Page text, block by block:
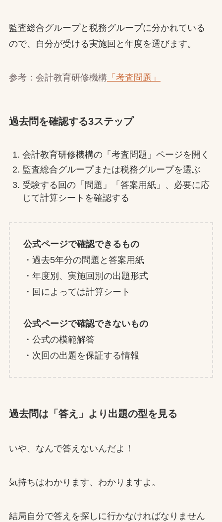
監査総合グループと税務グループに分かれている
ので、自分が受ける実施回と年度を選びます。
参考：会計教育研修機構「考査問題」
過去問を確認する3ステップ
会計教育研修機構の「考査問題」ページを開く
監査総合グループまたは税務グループを選ぶ
受験する回の「問題」「答案用紙」、必要に応
じて計算シートを確認する
公式ページで確認できるもの
・過去5年分の問題と答案用紙
・年度別、実施回別の出題形式
・回によっては計算シート
公式ページで確認できないもの
・公式の模範解答
・次回の出題を保証する情報
過去問は「答え」より出題の型を見る
いや、なんで答えないんだよ！
気持ちはわかります、わかりますよ。
結局自分で答えを探しに行かなければなりません